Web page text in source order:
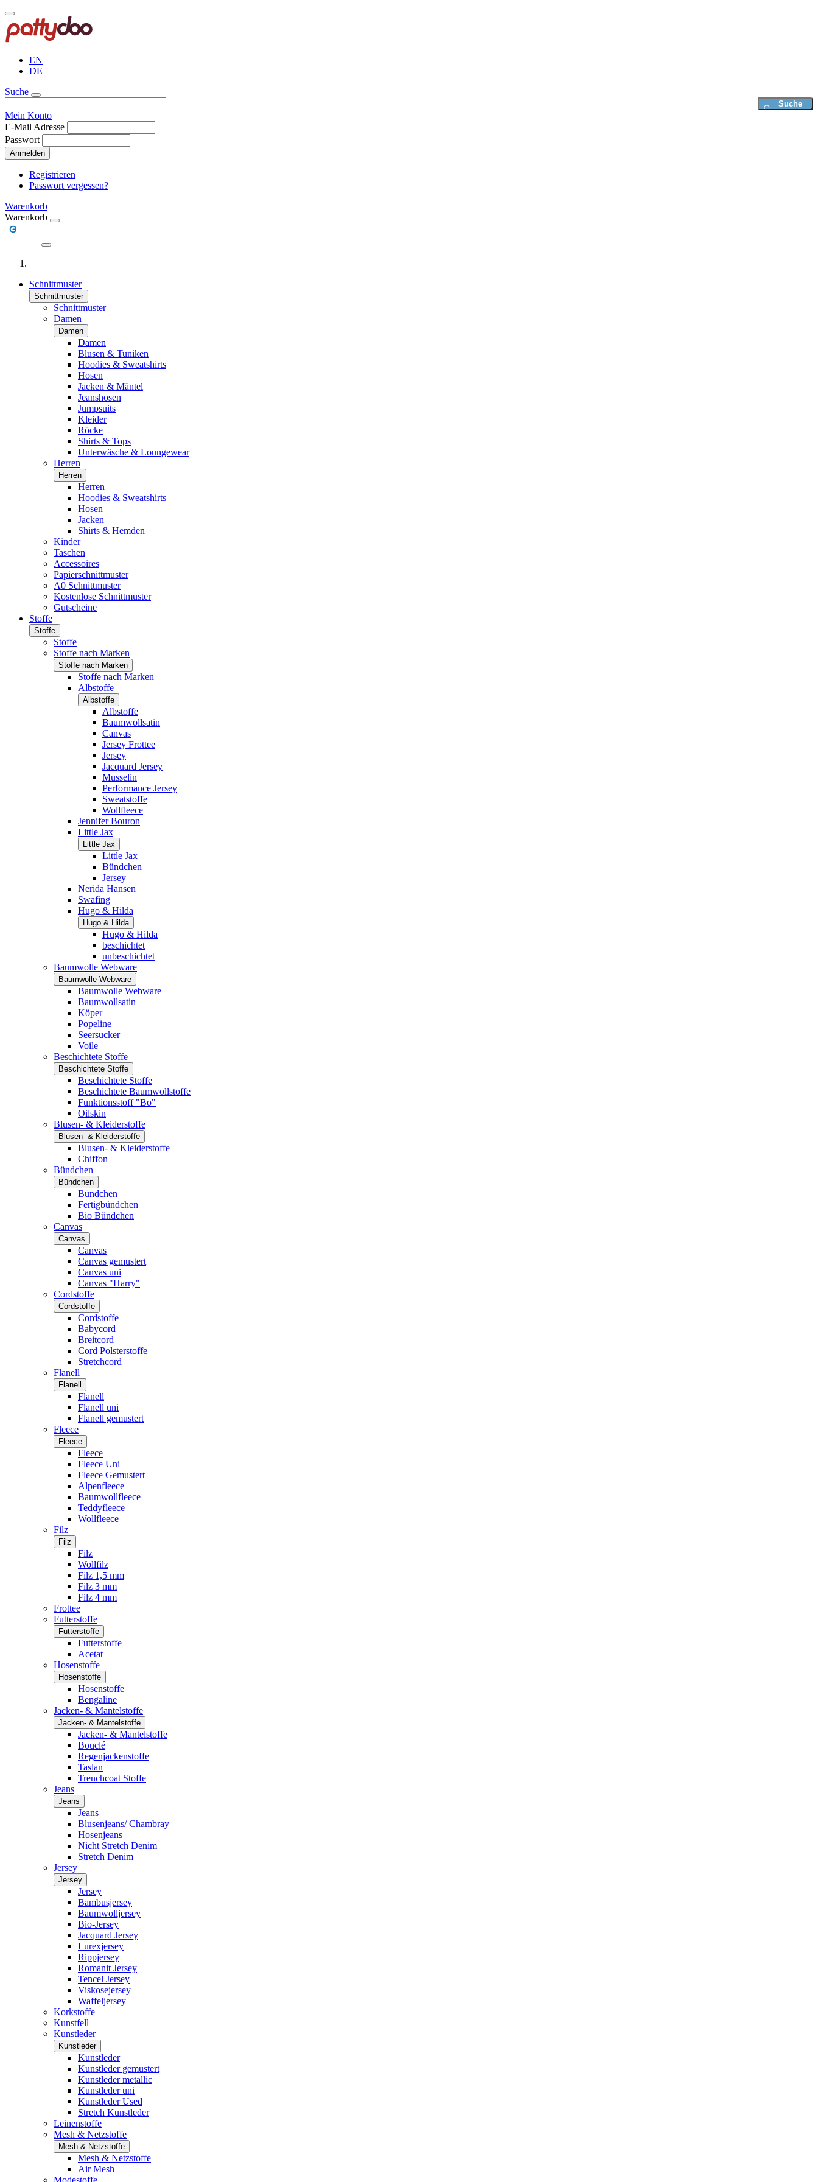
Direkt
zum
Inhalt
EN
DE
Suche
Mein Konto
E-Mail Adresse
Passwort
Anmelden
Registrieren
Passwort vergessen?
Warenkorb
Warenkorb
Schnittmuster
Schnittmuster
Schnittmuster
Damen
Damen
Damen
Blusen & Tuniken
Hoodies & Sweatshirts
Hosen
Jacken & Mäntel
Jeanshosen
Jumpsuits
Kleider
Röcke
Shirts & Tops
Unterwäsche & Loungewear
Herren
Herren
Herren
Hoodies & Sweatshirts
Hosen
Jacken
Shirts & Hemden
Kinder
Taschen
Accessoires
Papierschnittmuster
A0 Schnittmuster
Kostenlose Schnittmuster
Gutscheine
Stoffe
Stoffe
Stoffe
Stoffe nach Marken
Stoffe nach Marken
Stoffe nach Marken
Albstoffe
Albstoffe
Albstoffe
Baumwollsatin
Canvas
Jersey Frottee
Jersey
Jacquard Jersey
Musselin
Performance Jersey
Sweatstoffe
Wollfleece
Jennifer Bouron
Little Jax
Little Jax
Little Jax
Bündchen
Jersey
Nerida Hansen
Swafing
Hugo & Hilda
Hugo & Hilda
Hugo & Hilda
beschichtet
unbeschichtet
Baumwolle Webware
Baumwolle Webware
Baumwolle Webware
Baumwollsatin
Köper
Popeline
Seersucker
Voile
Beschichtete Stoffe
Beschichtete Stoffe
Beschichtete Stoffe
Beschichtete Baumwollstoffe
Funktionsstoff "Bo"
Oilskin
Blusen- & Kleiderstoffe
Blusen- & Kleiderstoffe
Blusen- & Kleiderstoffe
Chiffon
Bündchen
Bündchen
Bündchen
Fertigbündchen
Bio Bündchen
Canvas
Canvas
Canvas
Canvas gemustert
Canvas uni
Canvas "Harry"
Cordstoffe
Cordstoffe
Cordstoffe
Babycord
Breitcord
Cord Polsterstoffe
Stretchcord
Flanell
Flanell
Flanell
Flanell uni
Flanell gemustert
Fleece
Fleece
Fleece
Fleece Uni
Fleece Gemustert
Alpenfleece
Baumwollfleece
Teddyfleece
Wollfleece
Filz
Filz
Filz
Wollfilz
Filz 1,5 mm
Filz 3 mm
Filz 4 mm
Frottee
Futterstoffe
Futterstoffe
Futterstoffe
Acetat
Hosenstoffe
Hosenstoffe
Hosenstoffe
Bengaline
Jacken- & Mantelstoffe
Jacken- & Mantelstoffe
Jacken- & Mantelstoffe
Bouclé
Regenjackenstoffe
Taslan
Trenchcoat Stoffe
Jeans
Jeans
Jeans
Blusenjeans/ Chambray
Hosenjeans
Nicht Stretch Denim
Stretch Denim
Jersey
Jersey
Jersey
Bambusjersey
Baumwolljersey
Bio-Jersey
Jacquard Jersey
Lurexjersey
Rippjersey
Romanit Jersey
Tencel Jersey
Viskosejersey
Waffeljersey
Korkstoffe
Kunstfell
Kunstleder
Kunstleder
Kunstleder
Kunstleder gemustert
Kunstleder metallic
Kunstleder uni
Kunstleder Used
Stretch Kunstleder
Leinenstoffe
Mesh & Netzstoffe
Mesh & Netzstoffe
Mesh & Netzstoffe
Air Mesh
Modestoffe